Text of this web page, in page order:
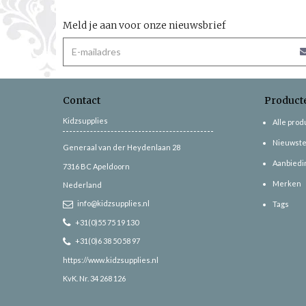
Meld je aan voor onze nieuwsbrief
Contact
Kidzsupplies
Generaal van der Heydenlaan 28
7316 BC Apeldoorn
Nederland
info@kidzsupplies.nl
+31(0)55 75 19 130
+31(0)6 38 50 58 97
https://www.kidzsupplies.nl
KvK. Nr. 34 268 126
Alle
Merken
Tags